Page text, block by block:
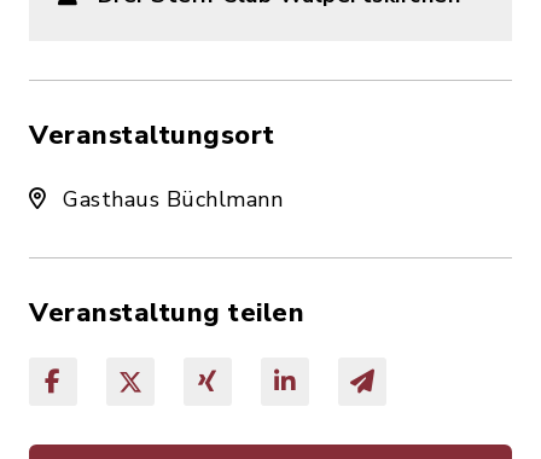
Veranstaltungsort
Gasthaus Büchlmann
Veranstaltung teilen